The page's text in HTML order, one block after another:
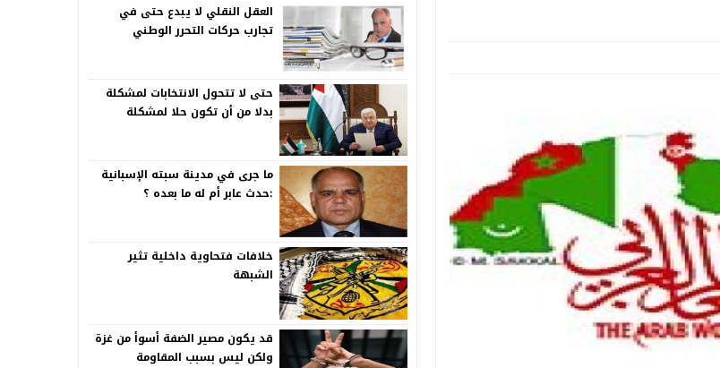
العقل النقلي لا يبدع حتى في
تجارب حركات التحرر الوطني
حتى لا تتحول الانتخابات لمشكلة
بدلا من أن تكون حلا لمشكلة
ما جرى في مدينة سبته الإسبانية
:حدث عابر أم له ما بعده ؟
خلافات فتحاوية داخلية تثير
الشبهة
قد يكون مصير الضفة أسوأ من غزة
ولكن ليس بسبب المقاومة